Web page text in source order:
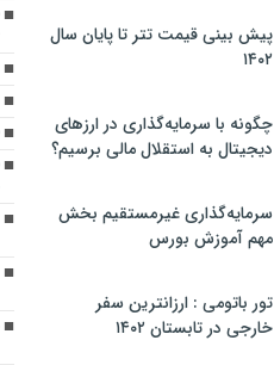
پیش بینی قیمت تتر تا پایان سال
۱۴۰۲
چگونه با سرمایه‌گذاری در ارزهای
دیجیتال به استقلال مالی برسیم؟
سرمایه‌گذاری غیرمستقیم بخش
مهم آموزش بورس
تور باتومی : ارزانترین سفر
خارجی در تابستان ۱۴۰۲